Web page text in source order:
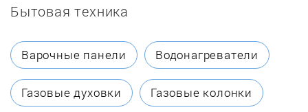
Brandt
Candy
Бытовая техника
Варочные панели Водонагреватели
Газовые духовки Газовые колонки